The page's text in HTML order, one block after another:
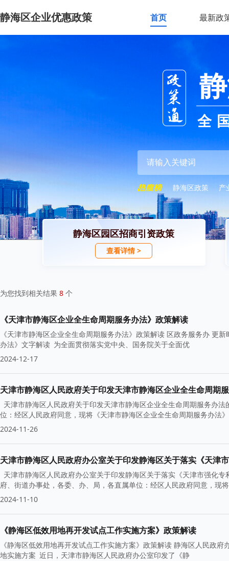
静海区企业优惠政策 首页 最新政
全
静海区政策 产
静海区园区招商引资政策
查看详情 >
为您找到相关结果 8 个
《天津市静海区企业全生命周期服务办法》政策解读
《天津市静海区企业全生命周期服务办法》政策解读 区政务服务办 更新时间：2024/12/1711:43:25 《天津市静海区企业全生命周期服务
办法》文字解读 为全面贯彻落实党中央、国务院关于全面优
2024-12-17
天津市静海区人民政府关于印发天津市静海区企业全生命周期
天津市静海区人民政府关于印发天津市静海区企业全生命周期服务办
位：经区人民政府同意，现将《天津市静海区企业全生命周期服务办法
2024-11-26
天津市静海区人民政府办公室关于印发静海区关于落实《天津
天津市静海区人民政府办公室关于印发静海区关于落实《天津市强化
府、街道办事处，各委、办、局，各直属单位：经区人民政府同意，现
2024-11-10
《静海区低效用地再开发试点工作实施方案》政策解读
《静海区低效用地再开发试点工作实施方案》政策解读 静海区人民政府办公室 更新时间：2024/08/0515:03:41 一文看全看懂静海低效用
地实施方案 近日，天津市静海区人民政府办公室印发了《静